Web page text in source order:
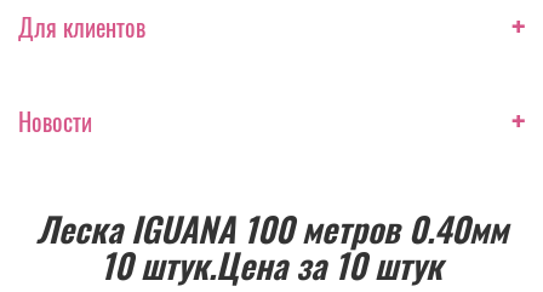
Для клиентов +
Новости +
Леска IGUANA 100 метров 0.40мм
10 штук.Цена за 10 штук